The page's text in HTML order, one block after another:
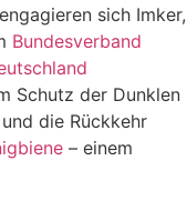
sich Imker,
Bundesverband
Schutz der Dunklen
die Rückkehr
– einem